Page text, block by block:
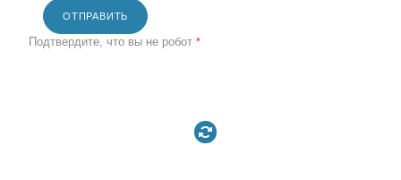
ОТПРАВИТЬ
Подтвердите, что вы не робот *